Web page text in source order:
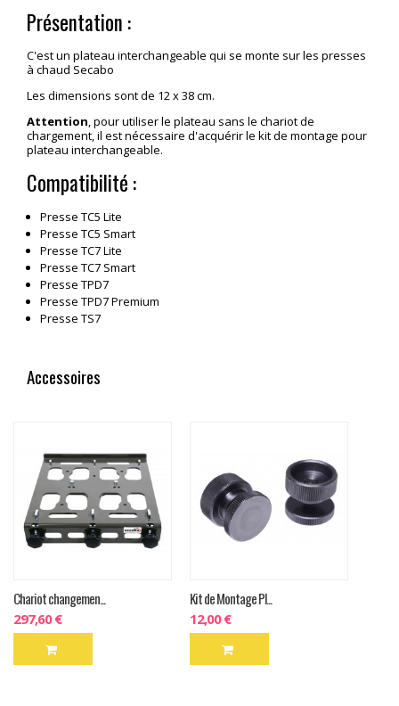
Présentation :
C'est un plateau interchangeable qui se monte sur les presses
à chaud Secabo
Les dimensions sont de 12 x 38 cm.
Attention, pour utiliser le plateau sans le chariot de
chargement, il est nécessaire d'acquérir le kit de montage pour
plateau interchangeable.
Compatibilité :
Presse TC5 Lite
Presse TC5 Smart
Presse TC7 Lite
Presse TC7 Smart
Presse TPD7
Presse TPD7 Premium
Presse TS7
Accessoires
Chariot changemen...
297,60 €
Kit de Montage Pl...
12,00 €